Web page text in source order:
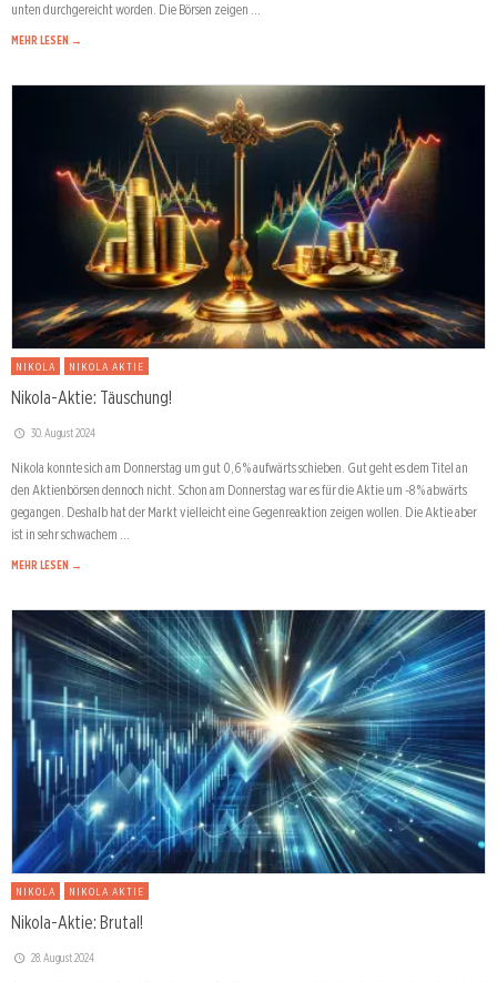
unten durchgereicht worden. Die Börsen zeigen …
MEHR LESEN →
NIKOLA NIKOLA AKTIE
Nikola-Aktie: Täuschung!
30. August 2024
Nikola konnte sich am Donnerstag um gut 0,6 % aufwärts schieben. Gut geht es dem Titel an
den Aktienbörsen dennoch nicht. Schon am Donnerstag war es für die Aktie um -8 % abwärts
gegangen. Deshalb hat der Markt vielleicht eine Gegenreaktion zeigen wollen. Die Aktie aber
ist in sehr schwachem …
MEHR LESEN →
NIKOLA NIKOLA AKTIE
Nikola-Aktie: Brutal!
28. August 2024